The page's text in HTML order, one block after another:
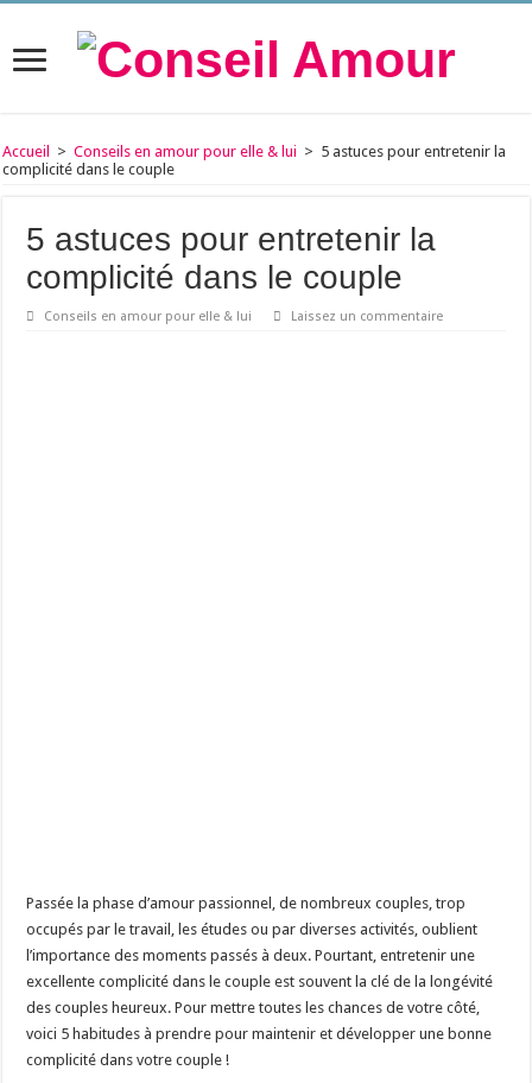
Accueil > Conseils en amour pour elle & lui > 5 astuces pour entretenir la
complicité dans le couple
5 astuces pour entretenir la
complicité dans le couple
Conseils en amour pour elle & lui Laissez un commentaire
Passée la phase d’amour passionnel, de nombreux couples, trop
occupés par le travail, les études ou par diverses activités, oublient
l’importance des moments passés à deux. Pourtant, entretenir une
excellente complicité dans le couple est souvent la clé de la longévité
des couples heureux. Pour mettre toutes les chances de votre côté,
voici 5 habitudes à prendre pour maintenir et développer une bonne
complicité dans votre couple !